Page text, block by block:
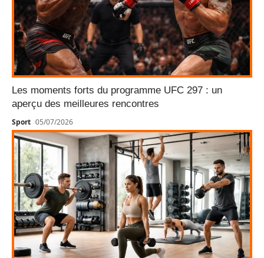
Les moments forts du programme UFC 297 : un
aperçu des meilleures rencontres
Sport 05/07/2026